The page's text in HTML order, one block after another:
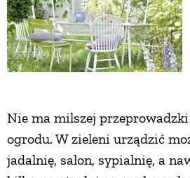
Nie ma milszej
ogrodu. W zieleni urządzić
jadalnię, salon, sypialnię, a